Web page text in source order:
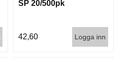
SP 20/500pk
42,60 Logga inn